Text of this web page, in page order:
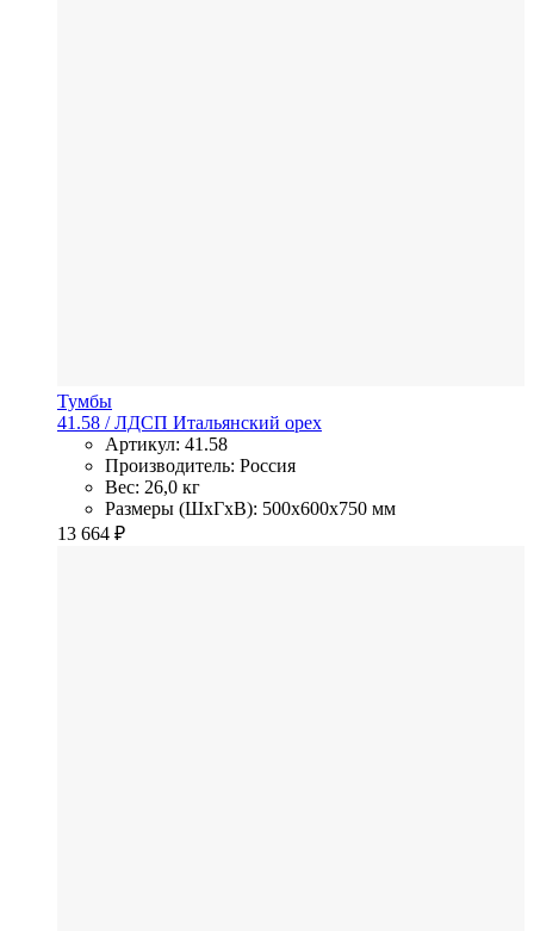
Тумбы
41.58 / ЛДСП Итальянский орех
Артикул: 41.58
Производитель: Россия
Вес: 26,0 кг
Размеры (ШхГхВ): 500x600x750 мм
13 664 ₽